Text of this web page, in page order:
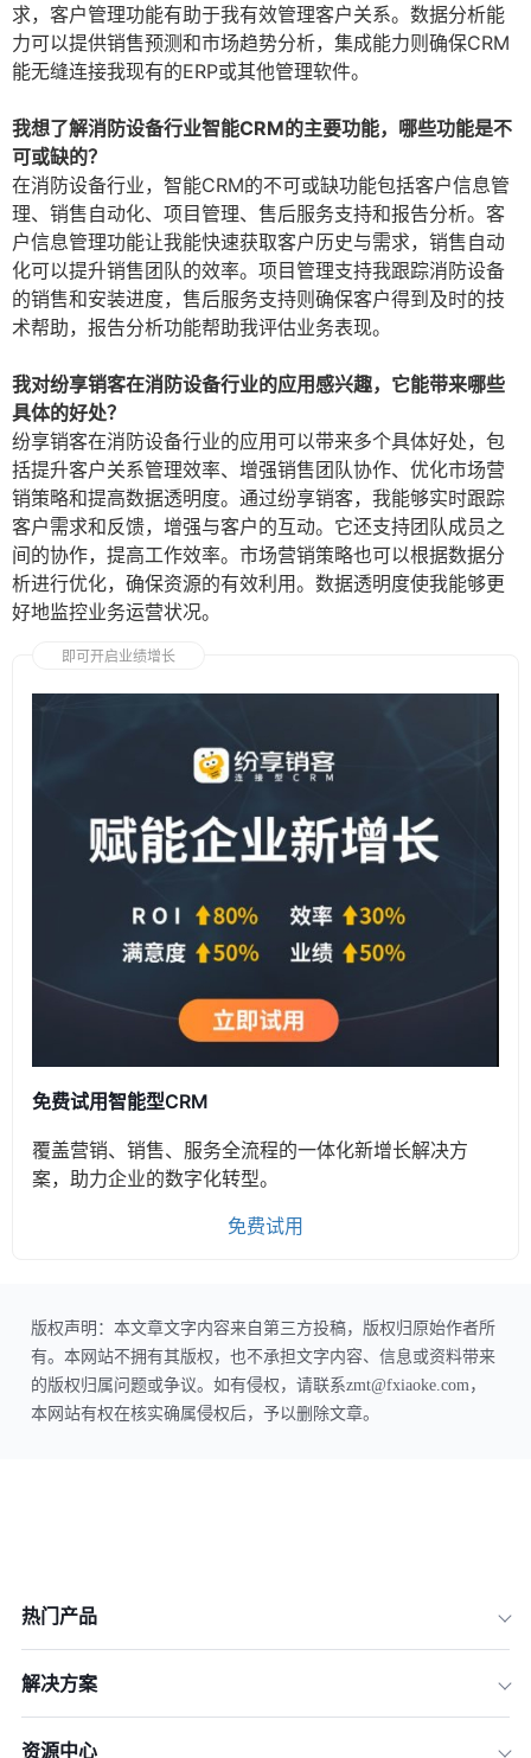
求，客户管理功能有助于我有效管理客户关系。数据分析能
力可以提供销售预测和市场趋势分析，集成能力则确保CRM
能无缝连接我现有的ERP或其他管理软件。
我想了解消防设备行业智能CRM的主要功能，哪些功能是不
可或缺的？
在消防设备行业，智能CRM的不可或缺功能包括客户信息管
理、销售自动化、项目管理、售后服务支持和报告分析。客
户信息管理功能让我能快速获取客户历史与需求，销售自动
化可以提升销售团队的效率。项目管理支持我跟踪消防设备
的销售和安装进度，售后服务支持则确保客户得到及时的技
术帮助，报告分析功能帮助我评估业务表现。
我对纷享销客在消防设备行业的应用感兴趣，它能带来哪些
具体的好处？
纷享销客在消防设备行业的应用可以带来多个具体好处，包
括提升客户关系管理效率、增强销售团队协作、优化市场营
销策略和提高数据透明度。通过纷享销客，我能够实时跟踪
客户需求和反馈，增强与客户的互动。它还支持团队成员之
间的协作，提高工作效率。市场营销策略也可以根据数据分
析进行优化，确保资源的有效利用。数据透明度使我能够更
好地监控业务运营状况。
即可开启业绩增长
免费试用智能型CRM
覆盖营销、销售、服务全流程的一体化新增长解决方
案，助力企业的数字化转型。
免费试用
版权声明：本文章文字内容来自第三方投稿，版权归原始作者所
有。本网站不拥有其版权，也不承担文字内容、信息或资料带来
的版权归属问题或争议。如有侵权，请联系zmt@fxiaoke.com，
本网站有权在核实确属侵权后，予以删除文章。
热门产品
解决方案
资源中心